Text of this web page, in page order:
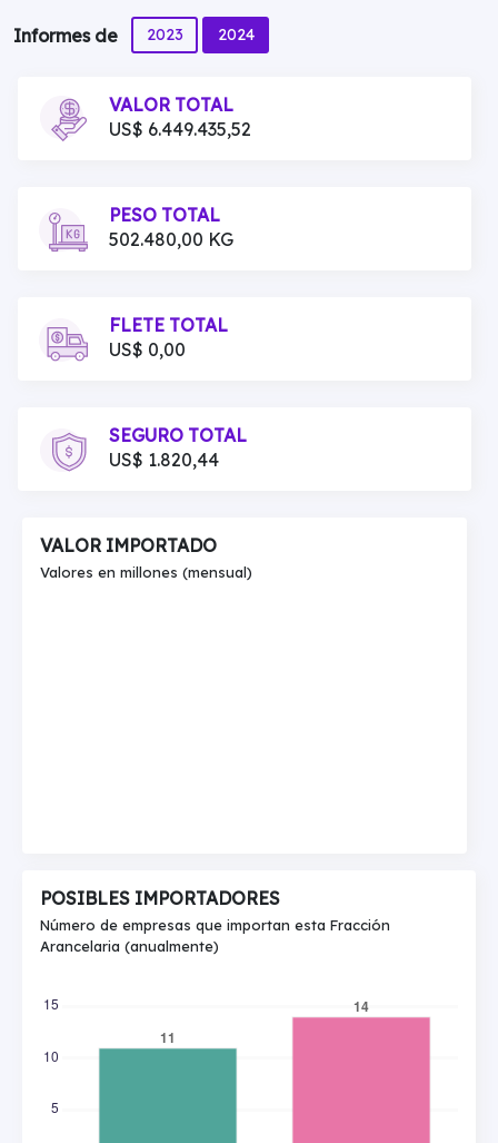
Informes de 2023 2024
VALOR TOTAL
US$ 6.449.435,52
PESO TOTAL
502.480,00 KG
FLETE TOTAL
US$ 0,00
SEGURO TOTAL
US$ 1.820,44
VALOR IMPORTADO
Valores en millones (mensual)
POSIBLES IMPORTADORES
Número de empresas que importan esta Fracción
Arancelaria (anualmente)